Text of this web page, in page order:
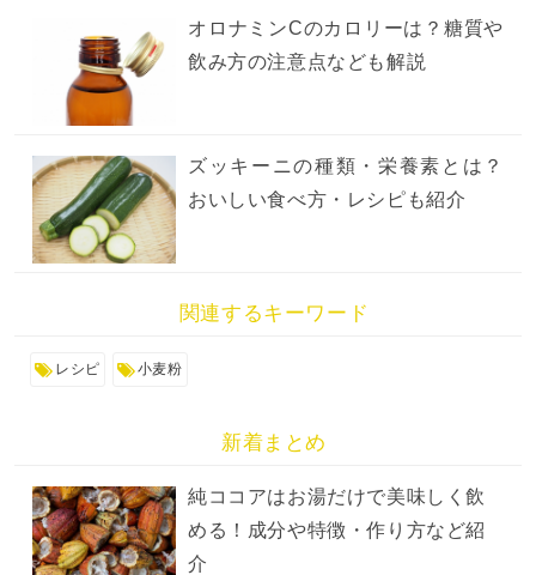
オロナミンCのカロリーは？糖質や
飲み方の注意点なども解説
ズッキーニの種類・栄養素とは？
おいしい食べ方・レシピも紹介
関連するキーワード
レシピ 小麦粉
新着まとめ
純ココアはお湯だけで美味しく飲
める！成分や特徴・作り方など紹
介